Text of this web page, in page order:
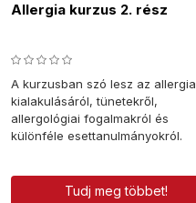
Allergia kurzus 2. rész
A kurzusban szó lesz az allergia
kialakulásáról, tünetekről,
allergológiai fogalmakról és
különféle esettanulmányokról.
Tudj meg többet!